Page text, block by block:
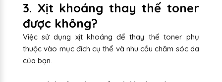
3. Xịt khoáng thay thế toner
được không?
Việc sử dụng xịt khoáng để thay thế toner phụ
thuộc vào mục đích cụ thể và nhu cầu chăm sóc da
của bạn.